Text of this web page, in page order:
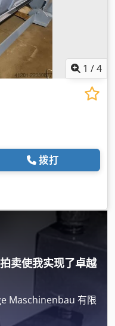
1 /4
拨打
卖使我实现了卓越
Maschinenbau 有限